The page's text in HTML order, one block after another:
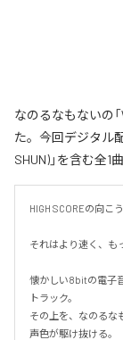
なのるなもないの
た。今回デジタル
SHUN)」を含む全1
HIGH SCOREの向こ
それはより速く、も
懐かしい8bitの電子
トラック。
その上を、なのるな
声色が駆け抜ける。